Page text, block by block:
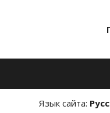
Язык сайта: